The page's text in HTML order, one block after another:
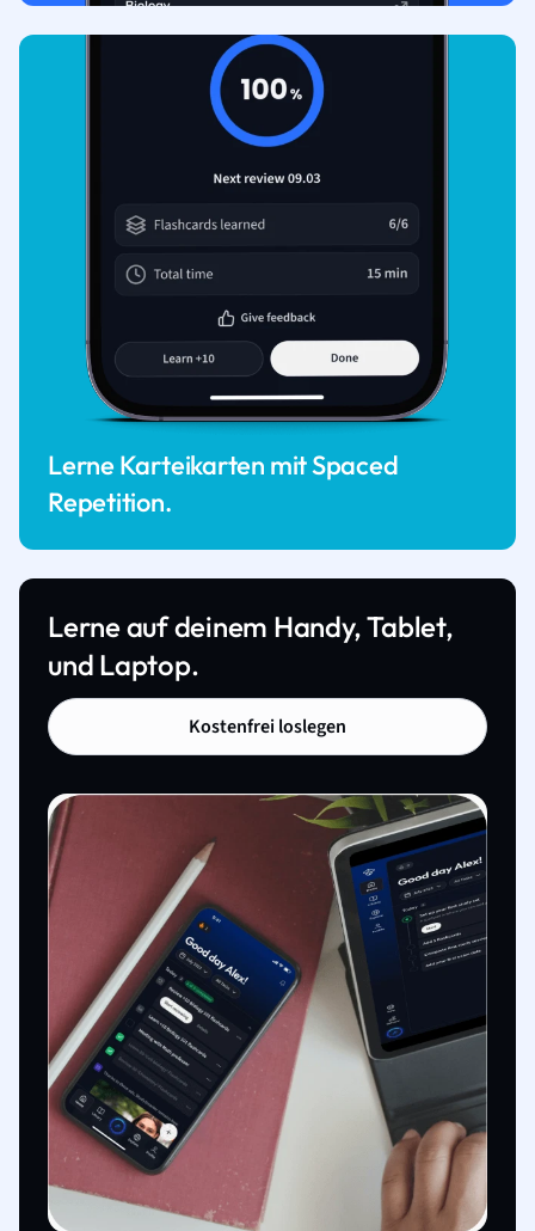
Lerne Karteikarten mit Spaced
Repetition.
Lerne auf deinem Handy, Tablet,
und Laptop.
Kostenfrei loslegen